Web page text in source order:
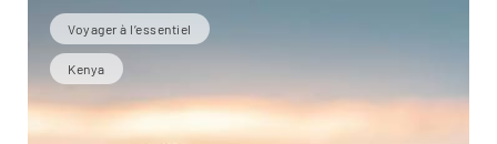
Voyager à l’essentiel
Kenya